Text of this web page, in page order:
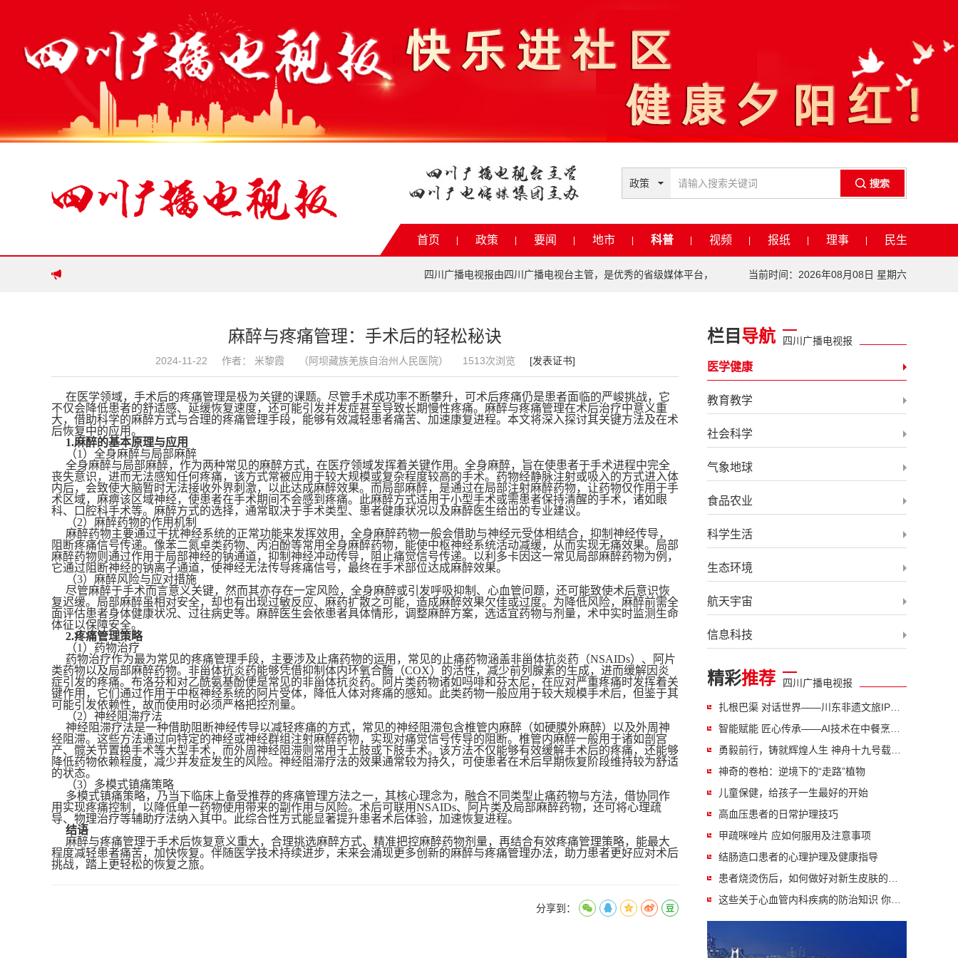
政策
首页 政策 要闻 地市 科普 视频 报纸 理事 民生
四川广播电视报由四川广播电视台主管，是优秀的省级媒体平台，平台汇聚全国名医，展示优秀科普内容，促进社会健康知
当前时间：2026年08月08日 星期六
麻醉与疼痛管理：手术后的轻松秘诀
2024-11-22 作者： 米黎霞 （阿坝藏族羌族自治州人民医院） 1513次浏览 [发表证书]
在医学领域，手术后的疼痛管理是极为关键的课题。尽管手术成功率不断攀升，可术后疼痛仍是患者面临的严峻挑战，它
不仅会降低患者的舒适感、延缓恢复速度，还可能引发并发症甚至导致长期慢性疼痛。麻醉与疼痛管理在术后治疗中意义重
大，借助科学的麻醉方式与合理的疼痛管理手段，能够有效减轻患者痛苦、加速康复进程。本文将深入探讨其关键方法及在术
后恢复中的应用。
1.麻醉的基本原理与应用
（1）全身麻醉与局部麻醉
全身麻醉与局部麻醉，作为两种常见的麻醉方式，在医疗领域发挥着关键作用。全身麻醉，旨在使患者于手术进程中完全
丧失意识，进而无法感知任何疼痛，该方式常被应用于较大规模或复杂程度较高的手术。药物经静脉注射或吸入的方式进入体
内后，会致使大脑暂时无法接收外界刺激，以此达成麻醉效果。而局部麻醉，是通过在局部注射麻醉药物，让药物仅作用于手
术区域，麻痹该区域神经，使患者在手术期间不会感到疼痛。此麻醉方式适用于小型手术或需患者保持清醒的手术，诸如眼
科、口腔科手术等。麻醉方式的选择，通常取决于手术类型、患者健康状况以及麻醉医生给出的专业建议。
（2）麻醉药物的作用机制
麻醉药物主要通过干扰神经系统的正常功能来发挥效用，全身麻醉药物一般会借助与神经元受体相结合，抑制神经传导，
阻断疼痛信号传递。像苯二氮卓类药物、丙泊酚等常用全身麻醉药物，能使中枢神经系统活动减缓，从而实现无痛效果。局部
麻醉药物则通过作用于局部神经的钠通道，抑制神经冲动传导，阻止痛觉信号传递。以利多卡因这一常见局部麻醉药物为例，
它通过阻断神经的钠离子通道，使神经无法传导疼痛信号，最终在手术部位达成麻醉效果。
（3）麻醉风险与应对措施
尽管麻醉于手术而言意义关键，然而其亦存在一定风险，全身麻醉或引发呼吸抑制、心血管问题，还可能致使术后意识恢
复迟缓。局部麻醉虽相对安全，却也有出现过敏反应、麻药扩散之可能，造成麻醉效果欠佳或过度。为降低风险，麻醉前需全
面评估患者身体健康状况、过往病史等。麻醉医生会依患者具体情形，调整麻醉方案，选适宜药物与剂量，术中实时监测生命
体征以保障安全。
2.疼痛管理策略
（1）药物治疗
药物治疗作为最为常见的疼痛管理手段，主要涉及止痛药物的运用，常见的止痛药物涵盖非甾体抗炎药（NSAIDs）、阿片
类药物以及局部麻醉药物。非甾体抗炎药能够凭借抑制体内环氧合酶（COX）的活性，减少前列腺素的生成，进而缓解因炎
症引发的疼痛。布洛芬和对乙酰氨基酚便是常见的非甾体抗炎药。阿片类药物诸如吗啡和芬太尼，在应对严重疼痛时发挥着关
键作用，它们通过作用于中枢神经系统的阿片受体，降低人体对疼痛的感知。此类药物一般应用于较大规模手术后，但鉴于其
可能引发依赖性，故而使用时必须严格把控剂量。
（2）神经阻滞疗法
神经阻滞疗法是一种借助阻断神经传导以减轻疼痛的方式，常见的神经阻滞包含椎管内麻醉（如硬膜外麻醉）以及外周神
经阻滞。这些方法通过向特定的神经或神经群组注射麻醉药物，实现对痛觉信号传导的阻断。椎管内麻醉一般用于诸如剖宫
产、髋关节置换手术等大型手术，而外周神经阻滞则常用于上肢或下肢手术。该方法不仅能够有效缓解手术后的疼痛，还能够
降低药物依赖程度，减少并发症发生的风险。神经阻滞疗法的效果通常较为持久，可使患者在术后早期恢复阶段维持较为舒适
的状态。
（3）多模式镇痛策略
多模式镇痛策略，乃当下临床上备受推荐的疼痛管理方法之一，其核心理念为，融合不同类型止痛药物与方法，借协同作
用实现疼痛控制，以降低单一药物使用带来的副作用与风险。术后可联用NSAIDs、阿片类及局部麻醉药物，还可将心理疏
导、物理治疗等辅助疗法纳入其中。此综合性方式能显著提升患者术后体验，加速恢复进程。
结语
麻醉与疼痛管理于手术后恢复意义重大，合理挑选麻醉方式、精准把控麻醉药物剂量，再结合有效疼痛管理策略，能最大
程度减轻患者痛苦，加快恢复。伴随医学技术持续进步，未来会涌现更多创新的麻醉与疼痛管理办法，助力患者更好应对术后
挑战，踏上更轻松的恢复之旅。
分享到：
栏目 导航 四川广播电视报
医学健康
教育教学
社会科学
气象地球
食品农业
科学生活
生态环境
航天宇宙
信息科技
精彩推荐 四川广播电视报
神奇的卷柏：逆境下的“走路”植物
儿童保健，给孩子一生最好的开始
高血压患者的日常护理技巧
甲疏咪唑片 应如何服用及注意事项
结肠造口患者的心理护理及健康指导